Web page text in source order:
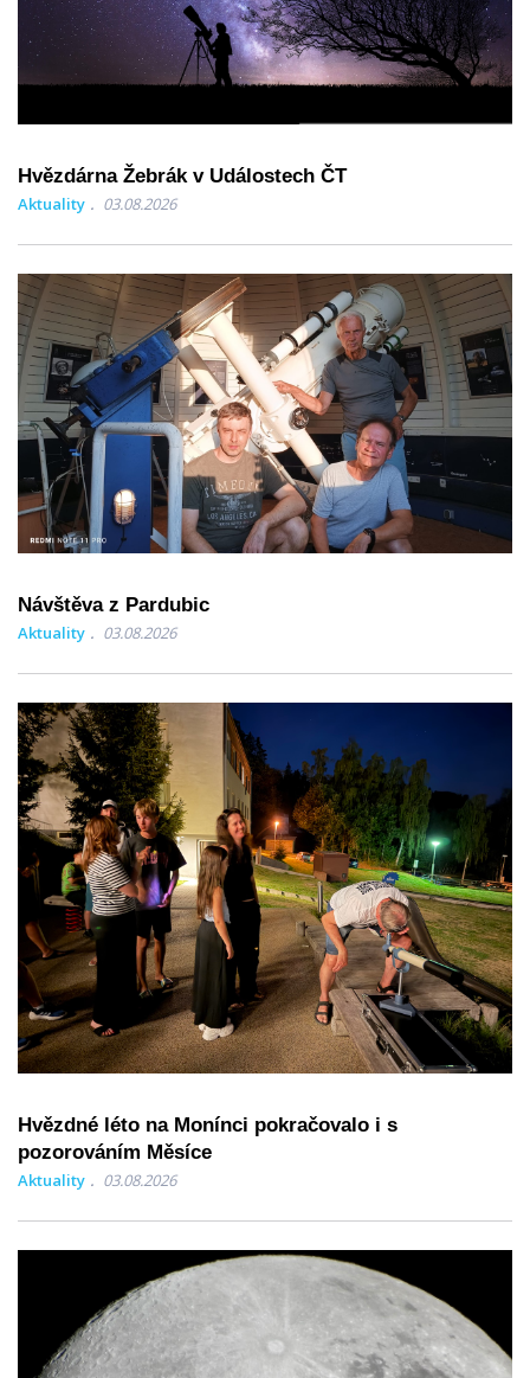
Hvězdárna Žebrák v Událostech ČT
Aktuality 03.08.2026
Návštěva z Pardubic
Aktuality 03.08.2026
Hvězdné léto na Monínci pokračovalo i s
pozorováním Měsíce
Aktuality 03.08.2026